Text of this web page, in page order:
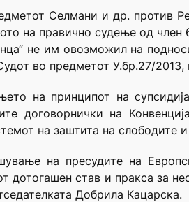
Селмани и др. против
на правично судење од
не им овозможил на
во предметот У.бр.27/
на принципот на
договорнички на
на заштита на слободите
на пресудите на
дотогашен став и пракса за
Добрила Кацарска.